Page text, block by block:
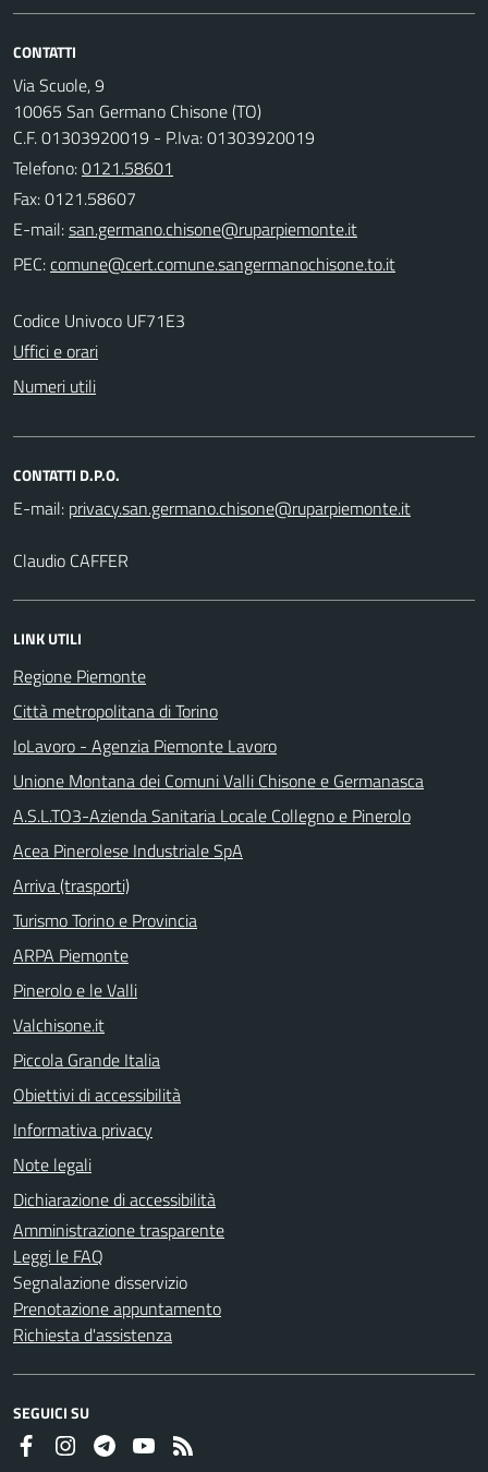
CONTATTI
Via Scuole, 9
10065 San Germano Chisone (TO)
C.F. 01303920019 - P.Iva: 01303920019
Telefono:0121.58601
Fax: 0121.58607
E-mail:
PEC:
Codice Univoco UF71E3
Uffici e orari
Numeri utili
CONTATTI D.P.O.
E-mail:
Claudio CAFFER
LINK UTILI
Regione Piemonte
Città metropolitana di Torino
IoLavoro - Agenzia Piemonte Lavoro
Unione Montana dei Comuni Valli Chisone e Germanasca
A.S.L.TO3-Azienda Sanitaria Locale Collegno e Pinerolo
Acea Pinerolese Industriale SpA
Arriva (trasporti)
Turismo Torino e Provincia
ARPA Piemonte
Pinerolo e le Valli
Valchisone.it
Piccola Grande Italia
Obiettivi di accessibilità
Informativa privacy
Note legali
Dichiarazione di accessibilità
Amministrazione trasparente
Leggi le FAQ
Segnalazione disservizio
Prenotazione appuntamento
Richiesta d'assistenza
SEGUICI SU